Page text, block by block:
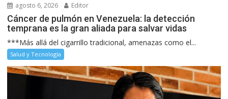
agosto 6, 2026 Editor
Cáncer de pulmón en Venezuela: la detección
temprana es la gran aliada para salvar vidas
***Más allá del cigarrillo tradicional, amenazas como el...
Salud y Tecnología